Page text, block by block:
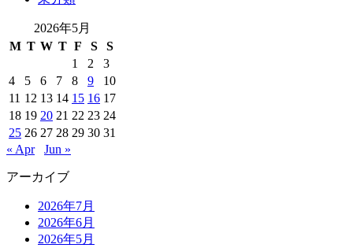
2026年5月
M T W T F S
S
1
2
3
4
5 6 7 8 9
10
11 12 13 14 15 16 17
18 19 20 21 22 23 24
25 26 27 28 29 30 31
« Apr
Jun »
アーカイブ
2026年7月
2026年6月
2026年5月